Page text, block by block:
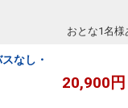
おとな1名様
なし・
20,900